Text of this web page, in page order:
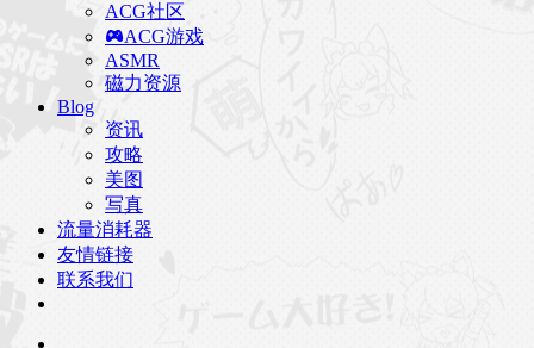
ACG社区
ACG游戏
ASMR
磁力资源
Blog
资讯
攻略
美图
写真
流量消耗器
友情链接
联系我们